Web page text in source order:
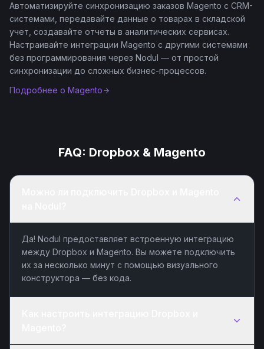
Автоматизируйте синхронизацию заказов Magento с CRM-
системами, передавайте данные о товарах в складской
учет, создавайте отчеты в аналитических сервисах.
Настраивайте интеграции Magento с другими системами
без программирования через Nodul — от простой
синхронизации до сложных бизнес-процессов.
Подробнее о Magento
FAQ: Dropbox & Magento
Да! Nodul предоставляет встроенную интеграцию
между Dropbox и Magento. Вы можете подключить
их за несколько минут с помощью визуального
конструктора — без кода.